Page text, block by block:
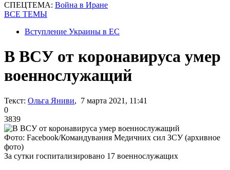
СПЕЦТЕМА: Война в Иране
ВСЕ ТЕМЫ
Вступление Украины в ЕС
В ВСУ от коронавируса умер
военнослужащий
Текст: Ольга Яниви, 7 марта 2021, 11:41
0
3839
Фото: Facebook/Командування Медичних сил ЗСУ (архивное
фото)
За сутки госпитализировано 17 военнослужащих